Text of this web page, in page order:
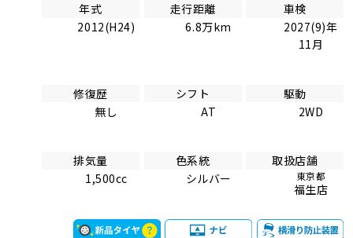
年式
2012(H24)
走行距離
6.8万km
車検
2027(9)年
11月
修復歴
無し
シフト
AT
駆動
2WD
排気量
1,500cc
色系統
シルバー
取扱店舗
東京都
福生店